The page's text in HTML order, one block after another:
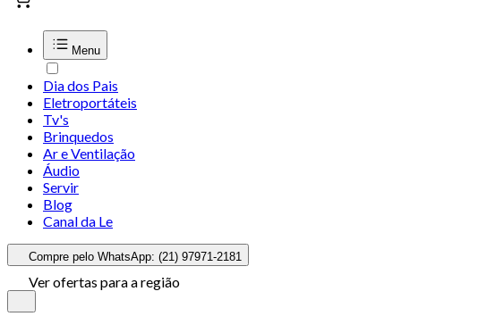
Menu
Dia dos Pais
Eletroportáteis
Tv's
Brinquedos
Ar e Ventilação
Áudio
Servir
Blog
Canal da Le
Compre pelo WhatsApp: (21) 97971-2181
Ver ofertas para a região